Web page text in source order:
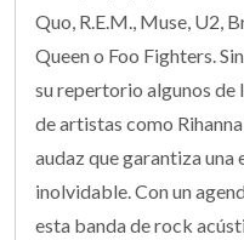
Quo, R.E.M., Muse, U2,
Queen o Foo Fighters.
su repertorio algunos de
de artistas como
audaz que garantiza una
inolvidable. Con un
esta banda de rock